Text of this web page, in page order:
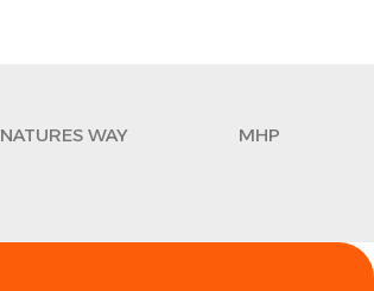
MHP
NATURES WAY